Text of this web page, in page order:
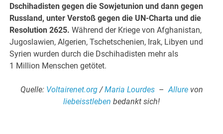
Dschihadisten gegen die Sowjetunion und dann gegen
Russland, unter Verstoß gegen die UN-Charta und die
Resolution 2625. Während der Kriege von Afghanistan,
Jugoslawien, Algerien, Tschetschenien, Irak, Libyen und
Syrien wurden durch die Dschihadisten mehr als
1 Million Menschen getötet.
Quelle: Voltairenet.org/Maria Lourdes –Allure von
liebeisstleben bedankt sich!